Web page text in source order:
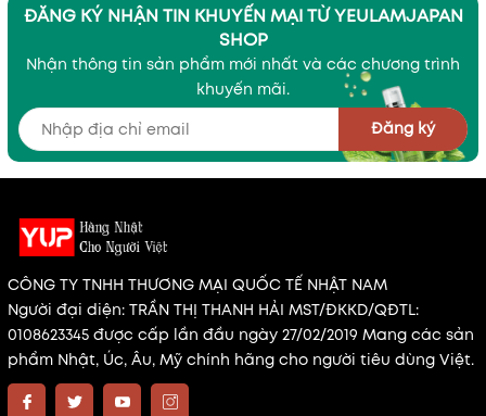
ĐĂNG KÝ NHẬN TIN KHUYẾN MẠI TỪ YEULAMJAPAN
SHOP
Nhận thông tin sản phẩm mới nhất và các chương trình
khuyến mãi.
Đăng ký
CÔNG TY TNHH THƯƠNG MẠI QUỐC TẾ NHẬT NAM
Người đại diện: TRẦN THỊ THANH HẢI MST/ĐKKD/QĐTL:
0108623345 được cấp lần đầu ngày 27/02/2019 Mang các sản
phẩm Nhật, Úc, Âu, Mỹ chính hãng cho người tiêu dùng Việt.